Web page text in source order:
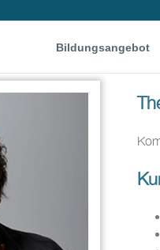
Bildungsangebot